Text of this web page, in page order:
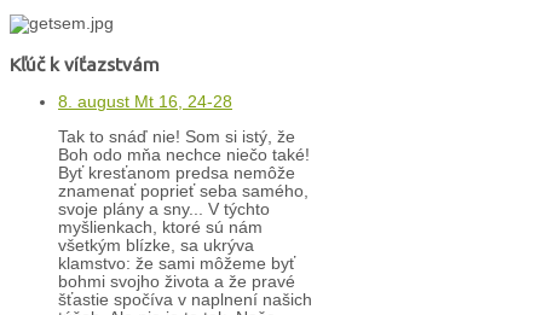
Kľúč k víťazstvám
8. august Mt 16, 24-28
Tak to snáď nie! Som si istý, že
Boh odo mňa nechce niečo také!
Byť kresťanom predsa nemôže
znamenať poprieť seba samého,
svoje plány a sny... V týchto
myšlienkach, ktoré sú nám
všetkým blízke, sa ukrýva
klamstvo: že sami môžeme byť
bohmi svojho života a že pravé
šťastie spočíva v naplnení našich